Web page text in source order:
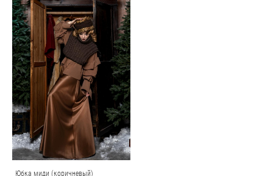
Юбка миди (коричневый)